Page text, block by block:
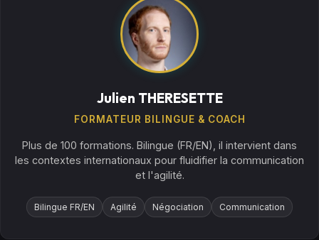
Julien THERESETTE
FORMATEUR BILINGUE & COACH
Plus de 100 formations. Bilingue (FR/EN), il intervient dans
les contextes internationaux pour fluidifier la communication
et l'agilité.
Bilingue FR/EN Agilité Négociation Communication